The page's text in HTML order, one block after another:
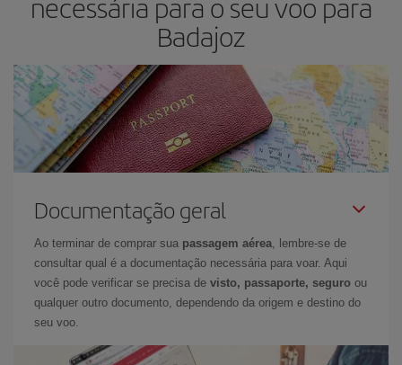
Badajoz
Documentação geral
Ao terminar de comprar sua passagem aérea , lembre-se de
consultar qual é a documentação necessária para voar. Aqui
você pode verificar se precisa de visto, passaporte, seguro ou
qualquer outro documento, dependendo da origem e destino do
seu voo.